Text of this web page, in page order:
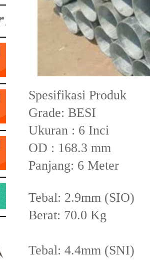
Spesifikasi Produk
Grade: BESI
Ukuran : 6 Inci
OD : 168.3 mm
Panjang: 6 Meter
Tebal: 2.9mm (SIO)
Berat: 70.0 Kg
Tebal: 4.4mm (SNI)